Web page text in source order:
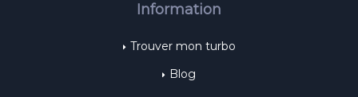
Information
Trouver mon turbo
Blog